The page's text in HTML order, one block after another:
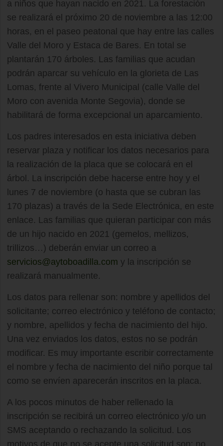
a niños que hayan nacido en 2021. La forestación
se realizará el próximo 20 de noviembre a las 12:00
horas, en el paseo peatonal que hay entre las calles
Valle del Moro y Estaca de Bares. En total se
plantarán 170 árboles. Las familias que acudan
podrán aparcar su vehículo en la glorieta de Las
Lomas, frente al Vivero Municipal (calle Valle del
Moro con avenida Monte Segovia), donde se
habilitará de forma excepcional un aparcamiento.
Los padres interesados en esta iniciativa deben
reservar plaza y notificar los datos necesarios para
la realización de la placa que se colocará en el
árbol. La inscripción debe hacerse entre hoy y el
lunes 7 de noviembre (o hasta que se cubran las
170 plazas) a través de la Sede Electrónica, en este
enlace. Las familias que quieran participar con más
de un hijo nacido en 2021 (gemelos, mellizos,
trillizos…) deberán enviar un correo a
servicios@aytoboadilla.com y la inscripción se
realizará manualmente.
Los datos para rellenar son: nombre y apellidos del
solicitante; correo electrónico y teléfono de contacto;
y nombre, apellidos y fecha de nacimiento del hijo.
Una vez enviados los datos, estos no se podrán
modificar. Es muy importante escribir correctamente
el nombre y fecha de nacimiento del niño porque tal
como se envíen aparecerán inscritos en la placa.
A los pocos minutos de haber rellenado la
inscripción se recibirá un correo electrónico y/o un
SMS aceptando o rechazando la solicitud. Los